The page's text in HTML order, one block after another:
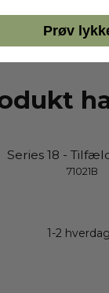
Series 18 -
71021B
1-2
Prøv